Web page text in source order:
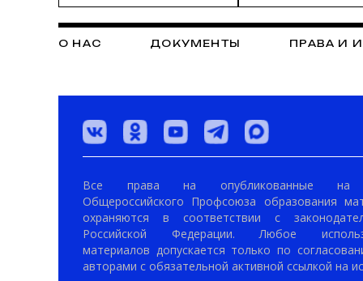
О НАС ДОКУМЕНТЫ ПРАВА И
Все права на опубликованные на
Общероссийского Профсоюза образования
охраняются в соответствии с
Российской Федерации. Любое
материалов допускается только по
авторами с обязательной активной ссылкой на